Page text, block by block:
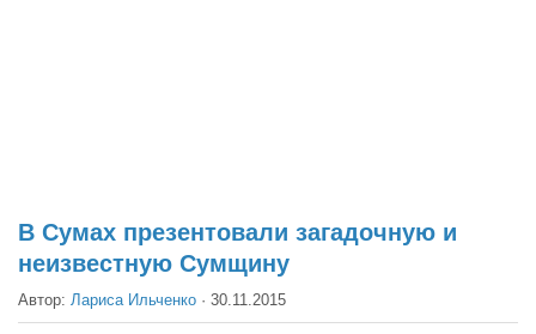
Выборы
Деньги
В Сумах презентовали загадочную и
неизвестную Сумщину
Автор: Лариса Ильченко · 30.11.2015